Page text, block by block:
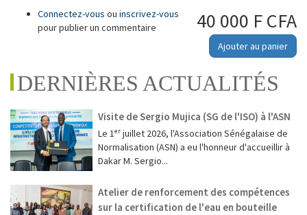
40 000 F CFA
Ajouter au panier
Connectez-vous ou inscrivez-vous
pour publier un commentaire
DERNIÈRES ACTUALITÉS
Visite de Sergio Mujica (SG de l'ISO) à l'ASN
Le 1ᵉʳ juillet 2026, l'Association Sénégalaise de
Normalisation (ASN) a eu l'honneur d'accueillir à
Dakar M. Sergio...
Atelier de renforcement des compétences
sur la certification de l'eau en bouteille